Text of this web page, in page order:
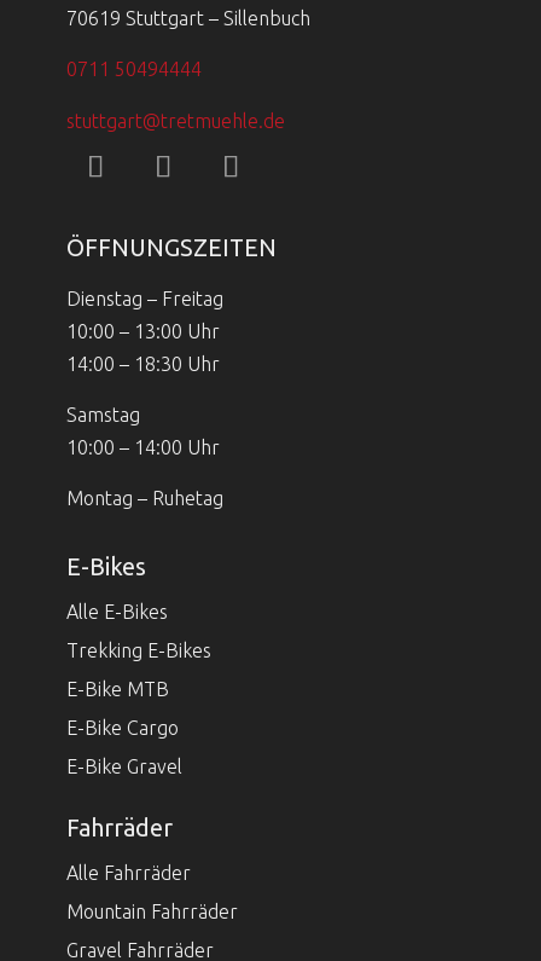
70619 Stuttgart – Sillenbuch
0711 50494444
stuttgart@tretmuehle.de
ÖFFNUNGSZEITEN
Dienstag – Freitag
10:00 – 13:00 Uhr
14:00 – 18:30 Uhr
Samstag
10:00 – 14:00 Uhr
Montag – Ruhetag
E-Bikes
Alle E-Bikes
Trekking E-Bikes
E-Bike MTB
E-Bike Cargo
E-Bike Gravel
Fahrräder
Alle Fahrräder
Mountain Fahrräder
Gravel Fahrräder